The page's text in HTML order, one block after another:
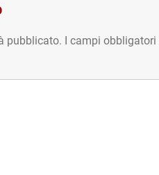
pubblicato. I campi